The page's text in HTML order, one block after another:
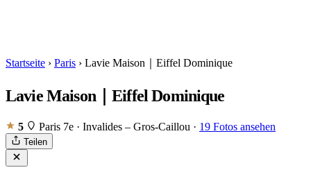
Startseite › Paris › Lavie Maison｜Eiffel Dominique
Lavie Maison｜Eiffel Dominique
5 Paris 7e · Invalides – Gros-Caillou · 19 Fotos ansehen
Teilen